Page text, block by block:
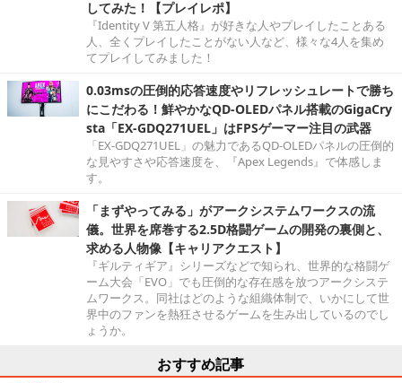
してみた！【プレイレポ】
『Identity V 第五人格』が好きな人やプレイしたことある
人、全くプレイしたことがない人など、様々な4人を集め
てプレイしてみました！
0.03msの圧倒的応答速度やリフレッシュレートで勝ち
にこだわる！鮮やかなQD-OLEDパネル搭載のGigaCry
sta「EX-GDQ271UEL」はFPSゲーマー注目の武器
「EX-GDQ271UEL」の魅力であるQD-OLEDパネルの圧倒的
な見やすさや応答速度を、『Apex Legends』で体感しま
す。
「まずやってみる」がアークシステムワークスの流
儀。世界を席巻する2.5D格闘ゲームの開発の裏側と、
求める人物像【キャリアクエスト】
『ギルティギア』シリーズなどで知られ、世界的な格闘ゲ
ーム大会「EVO」でも圧倒的な存在感を放つアークシステ
ムワークス。同社はどのような組織体制で、いかにして世
界中のファンを熱狂させるゲームを生み出しているのでし
ょうか。
おすすめ記事